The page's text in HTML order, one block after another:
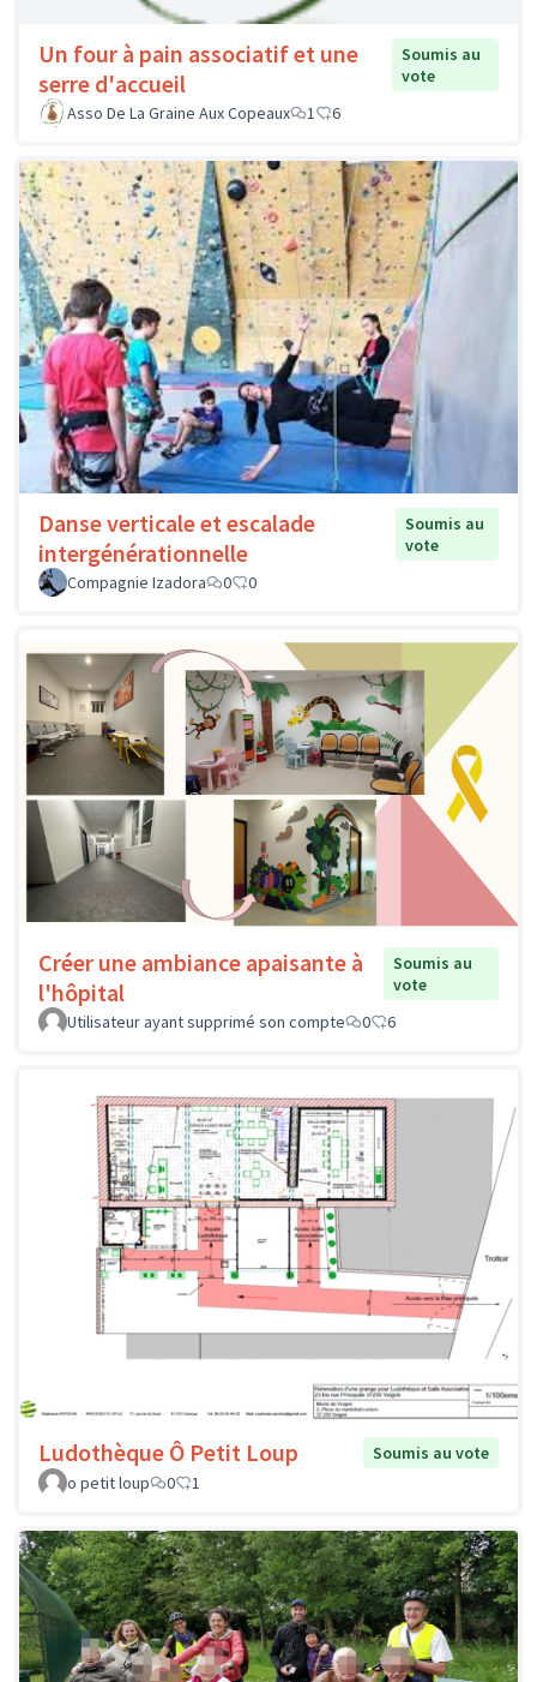
Un four à pain associatif et une
serre d'accueil
Soumis au
vote
Asso De La Graine Aux Copeaux
1 6
Danse verticale et escalade
intergénérationnelle
Soumis au
vote
Compagnie Izadora
0 0
Créer une ambiance apaisante à
l'hôpital
Soumis au
vote
Utilisateur ayant supprimé son compte
0 6
Ludothèque Ô Petit Loup
Soumis au vote
o petit loup
0 1